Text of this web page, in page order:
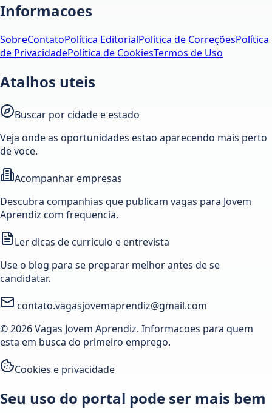
Informacoes
SobreContatoPolítica EditorialPolítica de CorreçõesPolítica
de PrivacidadePolítica de CookiesTermos de Uso
Atalhos uteis
Buscar por cidade e estado
Veja onde as oportunidades estao aparecendo mais perto
de voce.
Acompanhar empresas
Descubra companhias que publicam vagas para Jovem
Aprendiz com frequencia.
Ler dicas de curriculo e entrevista
Use o blog para se preparar melhor antes de se
candidatar.
contato.vagasjovemaprendiz@gmail.com
© 2026 Vagas Jovem Aprendiz. Informacoes para quem
esta em busca do primeiro emprego.
Cookies e privacidade
Seu uso do portal pode ser mais bem